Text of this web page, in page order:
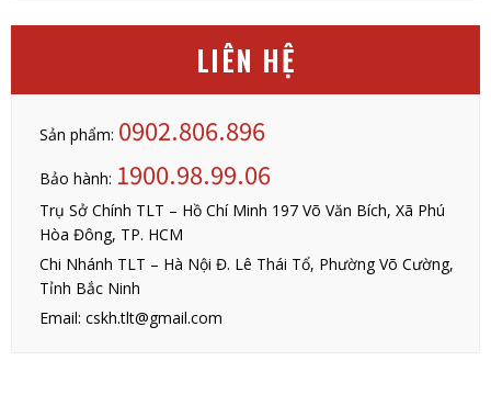
LIÊN HỆ
Sản phẩm: 0902.806.896
Bảo hành: 1900.98.99.06
Trụ Sở Chính TLT – Hồ Chí Minh 197 Võ Văn Bích, Xã Phú
Hòa Đông, TP. HCM
Chi Nhánh TLT – Hà Nội Đ. Lê Thái Tổ, Phường Võ Cường,
Tỉnh Bắc Ninh
Email: cskh.tlt@gmail.com